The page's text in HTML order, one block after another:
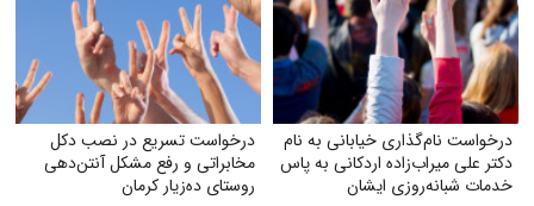
درخواست نام‌گذاری خیابانی به نام
دکتر علی میراب‌زاده اردکانی به پاس
خدمات شبانه‌روزی ایشان
درخواست تسریع در نصب دکل
مخابراتی و رفع مشکل آنتن‌دهی
روستای ده‌زیار کرمان